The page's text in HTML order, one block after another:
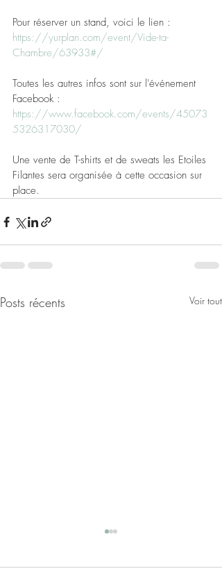
Pour réserver un stand, voici le lien :
https://yurplan.com/event/Vide-ta-
Chambre/63933#/
Toutes les autres infos sont sur l'événement
Facebook :
https://www.facebook.com/events/45073
5326317030/
Une vente de T-shirts et de sweats les Etoiles
Filantes sera organisée à cette occasion sur
place.
Posts récents Voir tout